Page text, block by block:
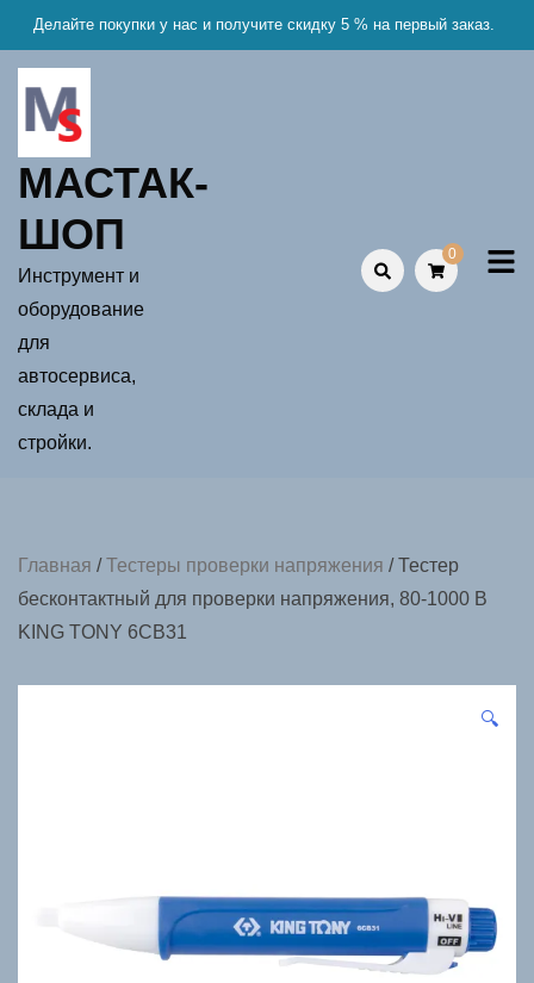
Skip
to
Делайте покупки у нас и получите скидку 5 % на первый заказ.
МАСТАК-
ШОП
Инструмент и
оборудование
для
автосервиса,
склада и
стройки.
0
Главная /Тестеры проверки напряжения / Тестер
бесконтактный для проверки напряжения, 80-1000 В
KING TONY 6CB31
🔍